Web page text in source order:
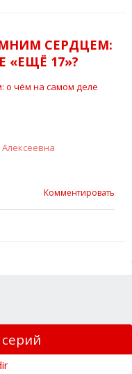
СЕРДЦЕМ:
17»?
Комментировать